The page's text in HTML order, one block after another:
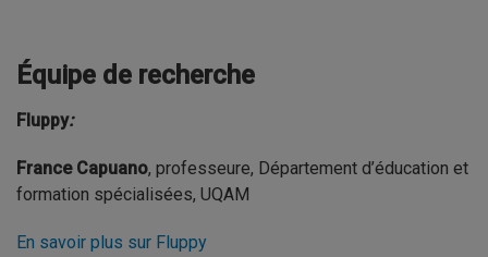
Équipe de recherche
Fluppy:
France Capuano, professeure, Département d’éducation et
formation spécialisées, UQAM
En savoir plus sur Fluppy